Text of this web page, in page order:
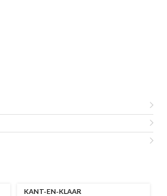
KANT-EN-KLAAR